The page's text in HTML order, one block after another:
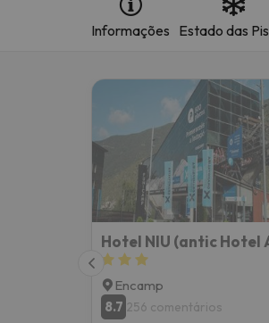
Bem, parece que o
Informações Estado das
Encamp
8.7 256 comentários